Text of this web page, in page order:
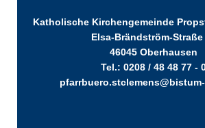
Katholische Kirchengemeinde
Elsa-Brändström-Straße
46045 Oberhausen
Tel.: 0208 / 48 48 77 -